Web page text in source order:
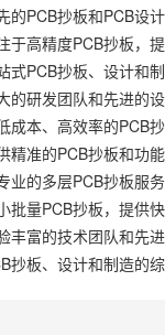
的PCB抄板和PCB设
于高精度PCB抄板，
式PCB抄板、设计和
的研发团队和先进的
成本、高效率的PCB
精准的PCB抄板和功
业的多层PCB抄板服
批量PCB抄板，提供
丰富的技术团队和先
抄板、设计和制造的